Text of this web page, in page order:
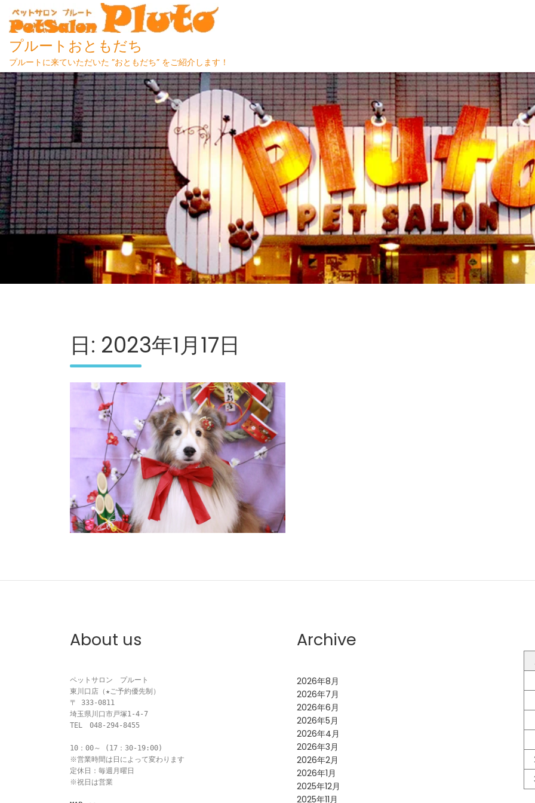
Skip
to
content
プルートおともだち
プルートに来ていただいた ”おともだち” をご紹介します！
日: 2023年1月17日
About us
ペットサロン　プルート
東川口店（★ご予約優先制）
〒 333-0811
埼玉県川口市戸塚1-4-7
TEL　048-294-8455
10：00～ (17：30-19:00)
※営業時間は日によって変わります
定休日：毎週月曜日
※祝日は営業
Archive
2026年8月
2026年7月
2026年6月
2026年5月
2026年4月
2026年3月
2026年2月
2026年1月
2025年12月
2025年11月